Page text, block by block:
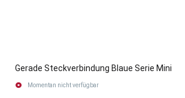
Gerade Steckverbindung Blaue Serie Mini
Momentan nicht verfügbar